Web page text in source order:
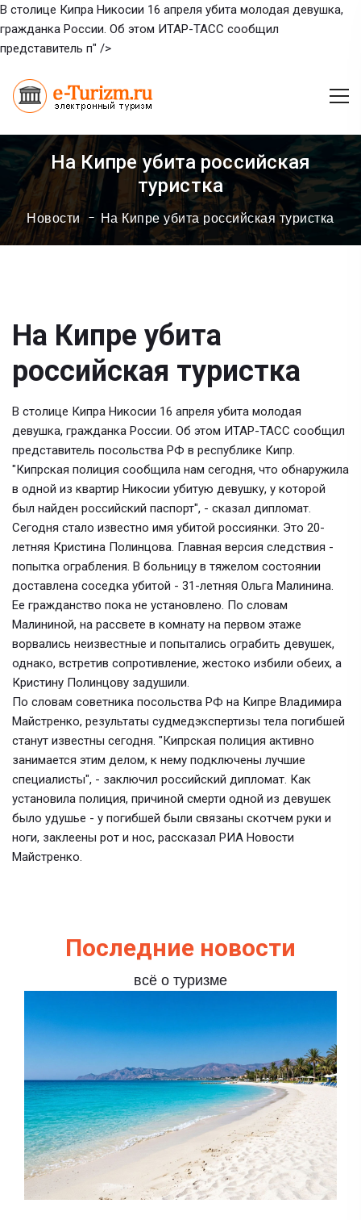
В столице Кипра Никосии 16 апреля убита молодая девушка,
гражданка России. Об этом ИТАР-ТАСС сообщил
представитель п" />
На Кипре убита российская
туристка
Новости На Кипре убита российская туристка
На Кипре убита
российская туристка
В столице Кипра Никосии 16 апреля убита молодая
девушка, гражданка России. Об этом ИТАР-ТАСС сообщил
представитель посольства РФ в республике Кипр.
"Кипрская полиция сообщила нам сегодня, что обнаружила
в одной из квартир Никосии убитую девушку, у которой
был найден российский паспорт", - сказал дипломат.
Сегодня стало известно имя убитой россиянки. Это 20-
летняя Кристина Полинцова. Главная версия следствия -
попытка ограбления. В больницу в тяжелом состоянии
доставлена соседка убитой - 31-летняя Ольга Малинина.
Ее гражданство пока не установлено. По словам
Малининой, на рассвете в комнату на первом этаже
ворвались неизвестные и попытались ограбить девушек,
однако, встретив сопротивление, жестоко избили обеих, а
Кристину Полинцову задушили.
По словам советника посольства РФ на Кипре Владимира
Майстренко, результаты судмедэкспертизы тела погибшей
станут известны сегодня. "Кипрская полиция активно
занимается этим делом, к нему подключены лучшие
специалисты", - заключил российский дипломат. Как
установила полиция, причиной смерти одной из девушек
было удушье - у погибшей были связаны скотчем руки и
ноги, заклеены рот и нос, рассказал РИА Новости
Майстренко.
Последние новости
всё о туризме